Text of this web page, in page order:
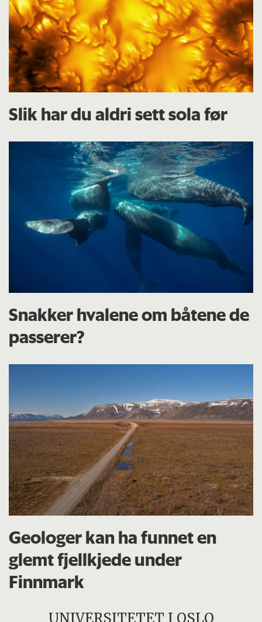
Slik har du aldri sett sola før
Snakker hvalene om båtene de
passerer?
Geologer kan ha funnet en
glemt fjellkjede under
Finnmark
UNIVERSITETET I OSLO